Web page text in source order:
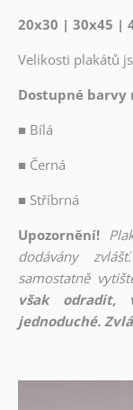
20x30 | 30x45 |
Velikosti plakátů
Dostupné barvy
■ Bílá
■ Černá
■ Stříbrná
Upozornění!
dodávány
samostatně
však odradit,
jednoduché.